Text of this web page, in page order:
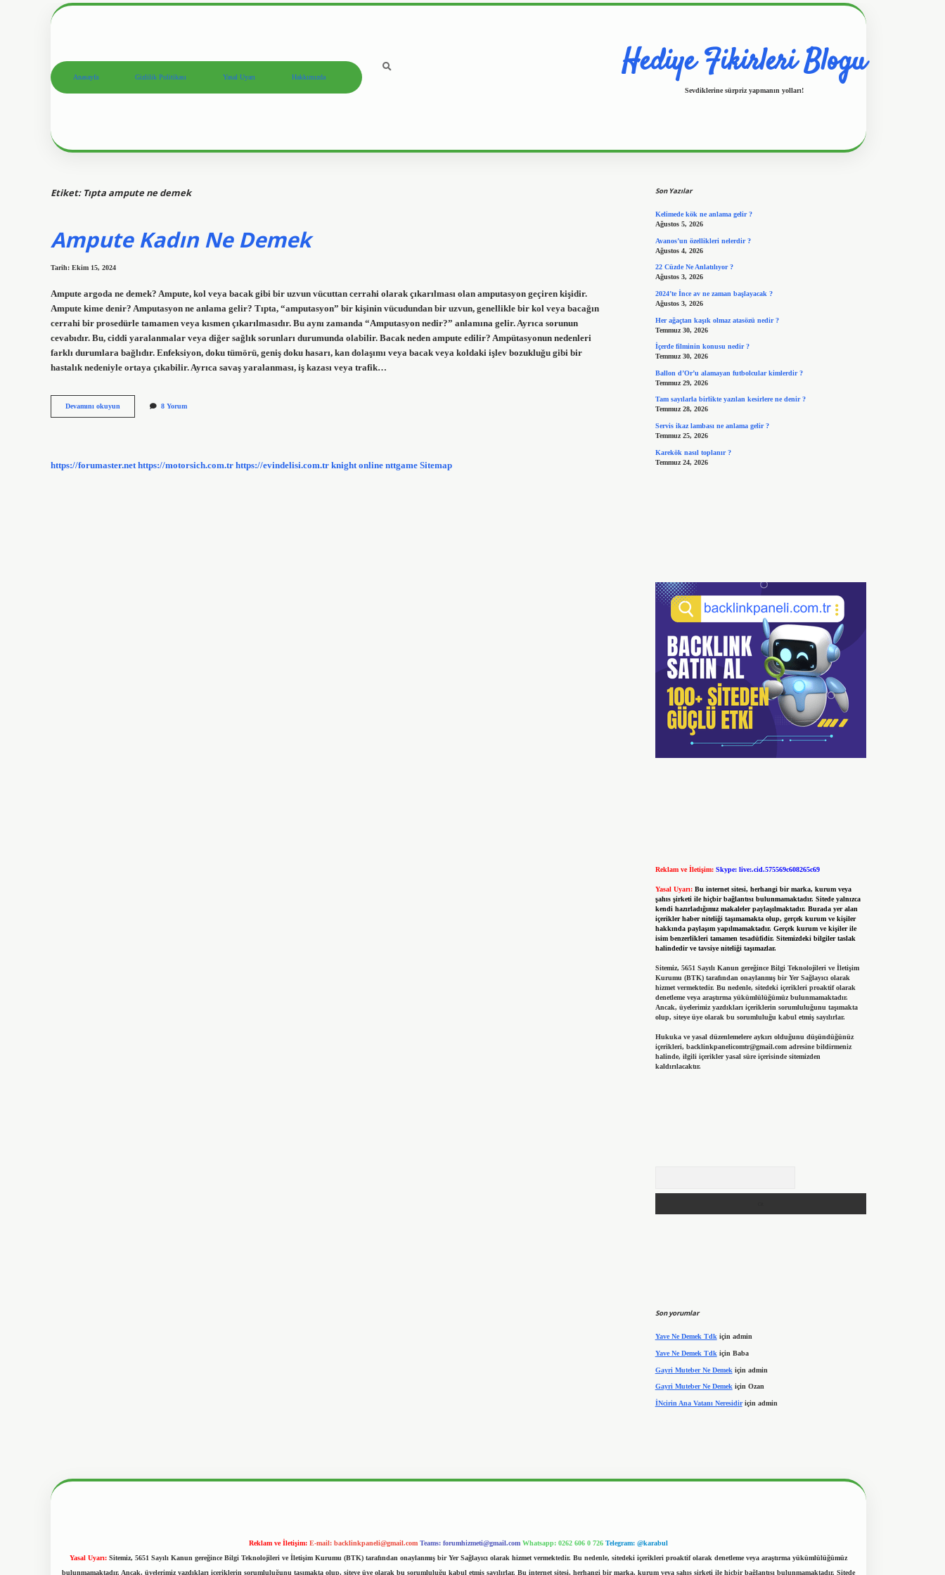
Anasayfa Gizlilik Politikası Yasal Uyarı Hakkımızda Hediye Fikirleri Blogu
Sevdiklerine sürpriz yapmanın yolları!
Etiket: Tıpta ampute ne demek
Ampute Kadın Ne Demek
Tarih: Ekim 15, 2024
Ampute argoda ne demek? Ampute, kol veya bacak gibi bir uzvun vücuttan cerrahi olarak çıkarılması olan amputasyon geçiren kişidir.
Ampute kime denir? Amputasyon ne anlama gelir? Tıpta, “amputasyon” bir kişinin vücudundan bir uzvun, genellikle bir kol veya bacağın
cerrahi bir prosedürle tamamen veya kısmen çıkarılmasıdır. Bu aynı zamanda “Amputasyon nedir?” anlamına gelir. Ayrıca sorunun
cevabıdır. Bu, ciddi yaralanmalar veya diğer sağlık sorunları durumunda olabilir. Bacak neden ampute edilir? Ampütasyonun nedenleri
farklı durumlara bağlıdır. Enfeksiyon, doku tümörü, geniş doku hasarı, kan dolaşımı veya bacak veya koldaki işlev bozukluğu gibi bir
hastalık nedeniyle ortaya çıkabilir. Ayrıca savaş yaralanması, iş kazası veya trafik…
Devamını okuyun
Kadın
8 Yorum
https://forumaster.net https://motorsich.com.tr https://evindelisi.com.tr knight online nttgame Sitemap
Son Yazılar
Kelimede kök ne anlama gelir ?
Ağustos 5, 2026
Avanos’un özellikleri nelerdir ?
Ağustos 4, 2026
22 Cüzde Ne Anlatılıyor ?
Ağustos 3, 2026
2024’te İnce av ne zaman başlayacak ?
Ağustos 3, 2026
Her ağaçtan kaşık olmaz atasözü nedir ?
Temmuz 30, 2026
İçerde filminin konusu nedir ?
Temmuz 30, 2026
Ballon d’Or’u alamayan futbolcular kimlerdir ?
Temmuz 29, 2026
Tam sayılarla birlikte yazılan kesirlere ne denir ?
Temmuz 28, 2026
Servis ikaz lambası ne anlama gelir ?
Temmuz 25, 2026
Karekök nasıl toplanır ?
Temmuz 24, 2026
Reklam ve İletişim: Skype: live:.cid.575569c608265c69
Yasal Uyarı: Bu internet sitesi, herhangi bir marka, kurum veya
şahıs şirketi ile hiçbir bağlantısı bulunmamaktadır. Sitede yalnızca
kendi hazırladığımız makaleler paylaşılmaktadır. Burada yer alan
içerikler haber niteliği taşımamakta olup, gerçek kurum ve kişiler
hakkında paylaşım yapılmamaktadır. Gerçek kurum ve kişiler ile
isim benzerlikleri tamamen tesadüfidir. Sitemizdeki bilgiler taslak
halindedir ve tavsiye niteliği taşımazlar.
Sitemiz, 5651 Sayılı Kanun gereğince Bilgi Teknolojileri ve İletişim
Kurumu (BTK) tarafından onaylanmış bir Yer Sağlayıcı olarak
hizmet vermektedir. Bu nedenle, sitedeki içerikleri proaktif olarak
denetleme veya araştırma yükümlülüğümüz bulunmamaktadır.
Ancak, üyelerimiz yazdıkları içeriklerin sorumluluğunu taşımakta
olup, siteye üye olarak bu sorumluluğu kabul etmiş sayılırlar.
Hukuka ve yasal düzenlemelere aykırı olduğunu düşündüğünüz
içerikleri, backlinkpanelicomtr@gmail.comadresine bildirmeniz
halinde, ilgili içerikler yasal süre içerisinde sitemizden
kaldırılacaktır.
Son yorumlar
Yave Ne Demek Tdkiçin admin
Yave Ne Demek Tdk için Baba
Gayri Muteber Ne Demek için admin
Gayri Muteber Ne Demek için Ozan
İNcirin Ana Vatanı Neresidiriçin admin
Reklam ve İletişim: E-mail: backlinkpaneli@gmail.com Teams: forumhizmeti@gmail.com Whatsapp: 0262 606 0 726 Telegram: @karabul
Yasal Uyarı: Sitemiz, 5651 Sayılı Kanun gereğince Bilgi Teknolojileri ve İletişim Kurumu (BTK) tarafından onaylanmış bir Yer Sağlayıcı olarak hizmet vermektedir. Bu nedenle, sitedeki içerikleri proaktif olarak denetleme veya araştırma yükümlülüğümüz
bulunmamaktadır. Ancak, üyelerimiz yazdıkları içeriklerin sorumluluğunu taşımakta olup, siteye üye olarak bu sorumluluğu kabul etmiş sayılırlar. Bu internet sitesi, herhangi bir marka, kurum veya şahıs şirketi ile hiçbir bağlantısı bulunmamaktadır. Sitede